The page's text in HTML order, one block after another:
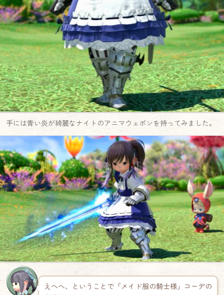
手には青い炎が綺麗なナイトのアニマウェポンを持ってみました。
えへへ、ということで「メイド服の騎士様」コーデの